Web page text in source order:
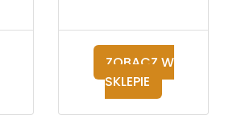
ZOBACZ W
SKLEPIE